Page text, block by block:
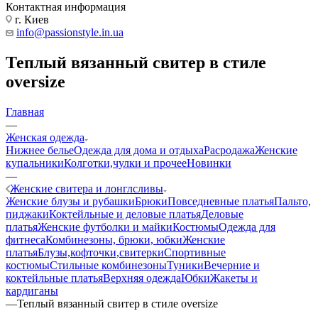
Контактная информация
г. Киев
info@passionstyle.in.ua
Теплый вязанный свитер в стиле
oversize
Главная
—
Женская одежда
Нижнее бельеОдежда для дома и отдыхаРасродажаЖенские
купальникиКолготки,чулки и прочееНовинки
—
Женские свитера и лонглсливы
Женские блузы и рубашкиБрюкиПовседневные платьяПальто,
пиджакиКоктейльные и деловые платьяДеловые
платьяЖенские футболки и майкиКостюмыОдежда для
фитнесаКомбинезоны, брюки, юбкиЖенские
платьяБлузы,кофточки,свитеркиСпортивные
костюмыСтильные комбинезоныТуникиВечерние и
коктейльные платьяВерхняя одеждаЮбкиЖакеты и
кардиганы
—Теплый вязанный свитер в стиле oversize